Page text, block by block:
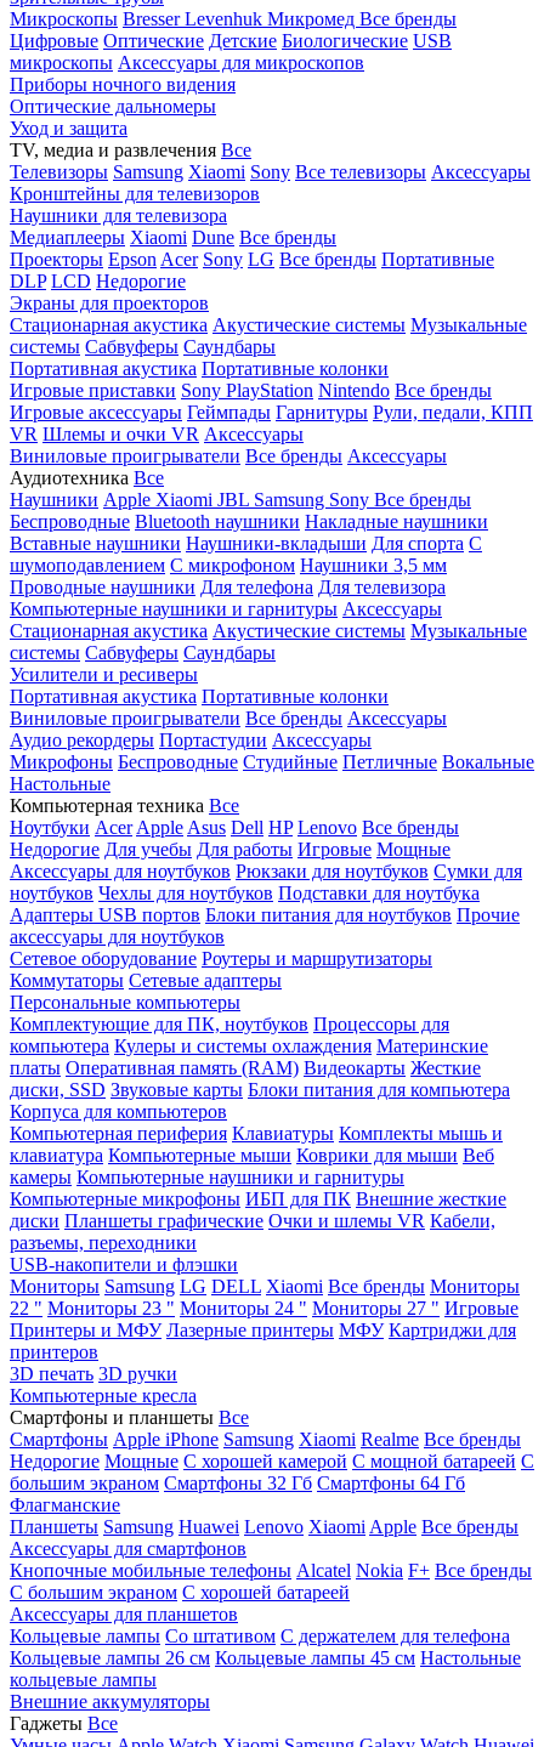
Микроскопы BresserLevenhuk Микромед Все бренды
Цифровые Оптические Детские Биологические USB
микроскопы Аксессуары для микроскопов
Приборы ночного видения
Оптические дальномеры
Уход и защита
TV, медиа и развлечения Все
Телевизоры Samsung Xiaomi Sony Все телевизоры Аксессуары
Кронштейны для телевизоров
Наушники для телевизора
Медиаплееры Xiaomi Dune Все бренды
Проекторы Epson Acer Sony LG Все бренды Портативные
DLP LCD Недорогие
Экраны для проекторов
Стационарная акустика Акустические системы Музыкальные
системы Сабвуферы Саундбары
Портативная акустика Портативные колонки
Игровые приставки Sony PlayStation Nintendo Все бренды
Игровые аксессуары Геймпады Гарнитуры Рули, педали, КПП
VR Шлемы и очки VR Аксессуары
Виниловые проигрыватели Все бренды Аксессуары
Аудиотехника Все
Наушники Apple Xiaomi JBL Samsung Sony Все бренды
Беспроводные Bluetooth наушники Накладные наушники
Вставные наушники Наушники-вкладыши Для спорта С
шумоподавлением С микрофоном Наушники 3,5 мм
Проводные наушники Для телефона Для телевизора
Компьютерные наушники и гарнитуры Аксессуары
Стационарная акустика Акустические системы Музыкальные
системы Сабвуферы Саундбары
Усилители и ресиверы
Портативная акустика Портативные колонки
Виниловые проигрыватели Все бренды Аксессуары
Аудио рекордеры Портастудии Аксессуары
Микрофоны Беспроводные Студийные Петличные Вокальные
Настольные
Компьютерная техника Все
Ноутбуки Acer Apple Asus Dell HP Lenovo Все бренды
Недорогие Для учебы Для работы Игровые Мощные
Аксессуары для ноутбуков Рюкзаки для ноутбуков Сумки для
ноутбуков Чехлы для ноутбуков Подставки для ноутбука
Адаптеры USB портов Блоки питания для ноутбуков Прочие
аксессуары для ноутбуков
Сетевое оборудование Роутеры и маршрутизаторы
Коммутаторы Сетевые адаптеры
Персональные компьютеры
Комплектующие для ПК, ноутбуков Процессоры для
компьютера Кулеры и системы охлаждения Материнские
платы Оперативная память (RAM) Видеокарты Жесткие
диски, SSD Звуковые карты Блоки питания для компьютера
Корпуса для компьютеров
Компьютерная периферия Клавиатуры Комплекты мышь и
клавиатура Компьютерные мыши Коврики для мыши Веб
камеры Компьютерные наушники и гарнитуры
Компьютерные микрофоны ИБП для ПК Внешние жесткие
диски Планшеты графические Очки и шлемы VR Кабели,
разъемы, переходники
USB-накопители и флэшки
Мониторы Samsung LG DELL Xiaomi Все бренды Мониторы
22 " Мониторы 23 " Мониторы 24 " Мониторы 27 " Игровые
Принтеры и МФУ Лазерные принтеры МФУ Картриджи для
принтеров
3D печать 3D ручки
Компьютерные кресла
Смартфоны и планшеты Все
Смартфоны Apple iPhone Samsung Xiaomi Realme Все бренды
Недорогие Мощные С хорошей камерой С мощной батареей С
большим экраном Смартфоны 32 Гб Смартфоны 64 Гб
Флагманские
Планшеты Samsung Huawei Lenovo Xiaomi Apple Все бренды
Аксессуары для смартфонов
Кнопочные мобильные телефоны Alcatel Nokia F+ Все бренды
С большим экраном С хорошей батареей
Аксессуары для планшетов
Кольцевые лампы Со штативом C держателем для телефона
Кольцевые лампы 26 см Кольцевые лампы 45 см Настольные
кольцевые лампы
Внешние аккумуляторы
Гаджеты Все